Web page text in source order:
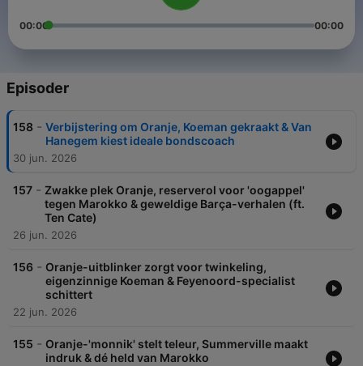
00:00 00:00
Episoder
158 - Verbijstering om Oranje, Koeman gekraakt & Van
Hanegem kiest ideale bondscoach
30 jun. 2026
157 - Zwakke plek Oranje, reserverol voor 'oogappel'
tegen Marokko & geweldige Barça-verhalen (ft.
Ten Cate)
26 jun. 2026
156 - Oranje-uitblinker zorgt voor twinkeling,
eigenzinnige Koeman & Feyenoord-specialist
schittert
22 jun. 2026
155 - Oranje-'monnik' stelt teleur, Summerville maakt
indruk & dé held van Marokko